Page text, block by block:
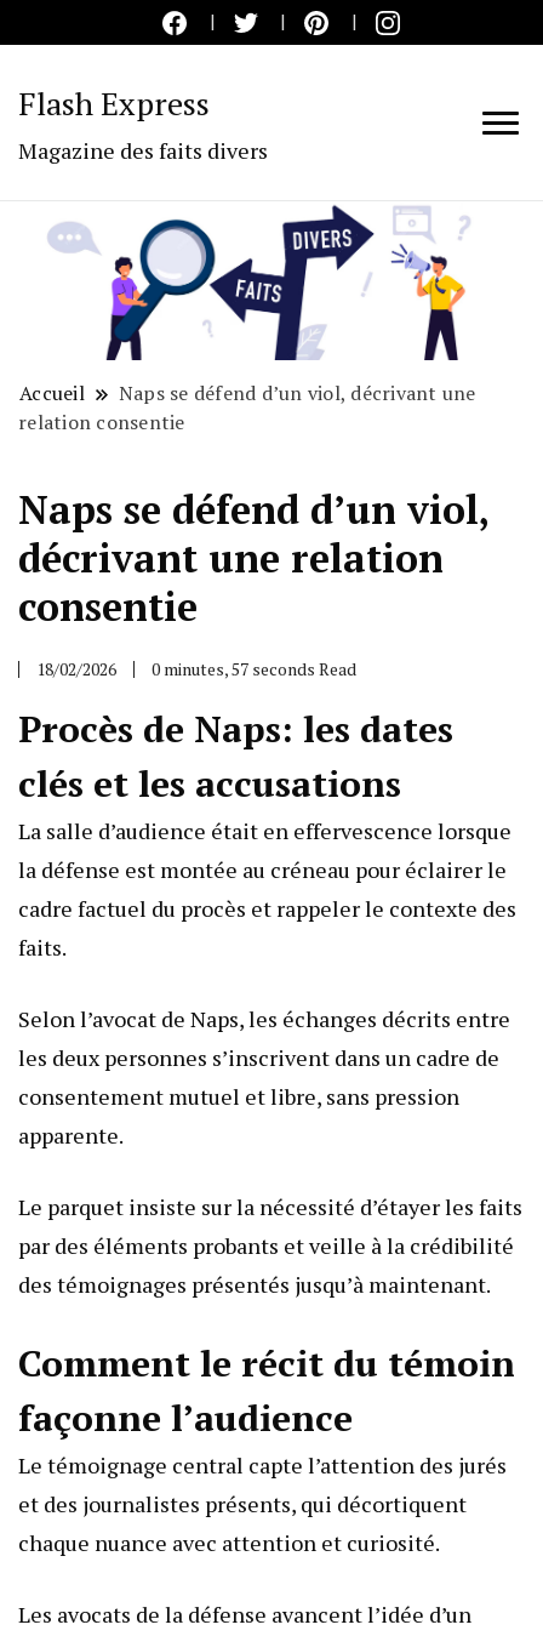
Flash Express
Magazine des faits divers
Accueil
Naps se défend d’un viol, décrivant une
relation consentie
Naps se défend d’un viol,
décrivant une relation
consentie
18/02/2026 0 minutes, 57 seconds Read
Procès de Naps: les dates
clés et les accusations
La salle d’audience était en effervescence lorsque
la défense est montée au créneau pour éclairer le
cadre factuel du procès et rappeler le contexte des
faits.
Selon l’avocat de Naps, les échanges décrits entre
les deux personnes s’inscrivent dans un cadre de
consentement mutuel et libre, sans pression
apparente.
Le parquet insiste sur la nécessité d’étayer les faits
par des éléments probants et veille à la crédibilité
des témoignages présentés jusqu’à maintenant.
Comment le récit du témoin
façonne l’audience
Le témoignage central capte l’attention des jurés
et des journalistes présents, qui décortiquent
chaque nuance avec attention et curiosité.
Les avocats de la défense avancent l’idée d’un